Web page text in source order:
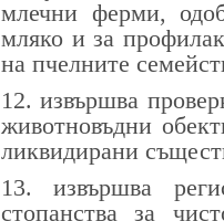
млечни ферми,
мляко и за
на пчелните
12. извършва
животновъдни
ликвидирани
13. извършва
стопанства за